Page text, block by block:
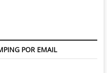
POR EMAIL